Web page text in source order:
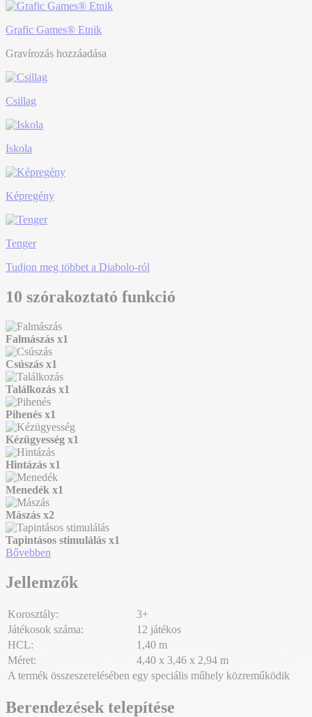
Grafic Games® Etnik
Gravírozás hozzáadása
Csillag
Iskola
Képregény
Tenger
Tudjon meg többet a Diabolo-ról
10 szórakoztató funkció
Falmászás x1
Csúszás x1
Találkozás x1
Pihenés x1
Kézügyesség x1
Hintázás x1
Menedék x1
Mászás x2
Tapintásos stimulálás x1
Bővebben
Jellemzők
Korosztály:
3+
Játékosok száma:
12 játékos
HCL:
1,40 m
Méret:
4,40 x 3,46 x 2,94 m
A termék összeszerelésében egy speciális műhely közreműködik
Berendezések telepítése